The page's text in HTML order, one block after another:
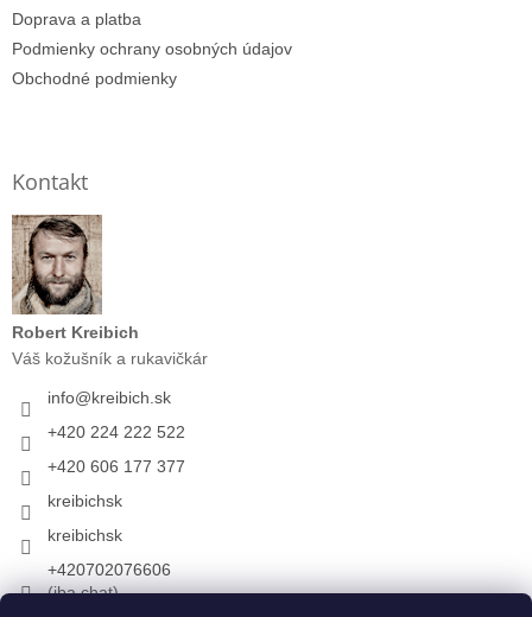
Doprava a platba
Podmienky ochrany osobných údajov
Obchodné podmienky
Kontakt
Robert Kreibich
Váš kožušník a rukavičkár
info@kreibich.sk
+420 224 222 522
+420 606 177 377
kreibichsk
kreibichsk
+420702076606
(iba chat)